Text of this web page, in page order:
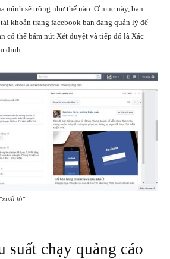
mình sẽ trông như thế nào. Ở mục này, bạn
khoản trang facebook bạn đang quản lý để
có thể bấm nút Xét duyệt và tiếp đó là Xác
định.
lò”
suất chạy quảng cáo